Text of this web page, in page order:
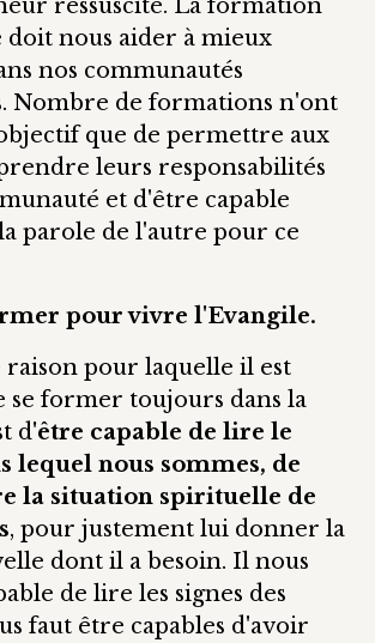
ressuscité. La formation
nous aider à mieux
nos communautés
Nombre de formations n'ont
que de permettre aux
leurs responsabilités
et d'être capable
parole de l'autre pour ce
pour vivre l'Evangile.
pour laquelle il est
se former toujours dans la
d'être capable de lire le
lequel nous sommes, de
la situation spirituelle de
, pour justement lui donner la
dont il a besoin. Il nous
de lire les signes des
faut être capables d'avoir